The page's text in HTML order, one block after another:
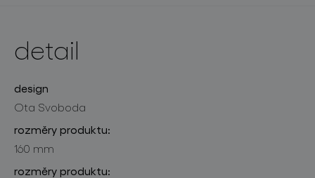
detail
design
Ota Svoboda
rozměry produktu:
160 mm
rozměry produktu: